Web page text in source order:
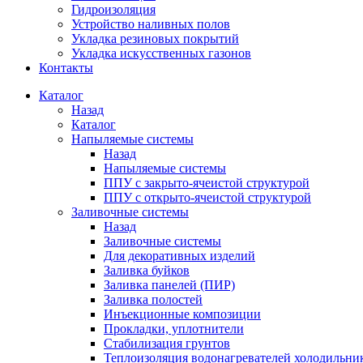
Гидроизоляция
Устройство наливных полов
Укладка резиновых покрытий
Укладка искусственных газонов
Контакты
Каталог
Назад
Каталог
Напыляемые системы
Назад
Напыляемые системы
ППУ с закрыто-ячеистой структурой
ППУ с открыто-ячеистой структурой
Заливочные системы
Назад
Заливочные системы
Для декоративных изделий
Заливка буйков
Заливка панелей (ПИР)
Заливка полостей
Инъекционные композиции
Прокладки, уплотнители
Стабилизация грунтов
Теплоизоляция водонагревателей